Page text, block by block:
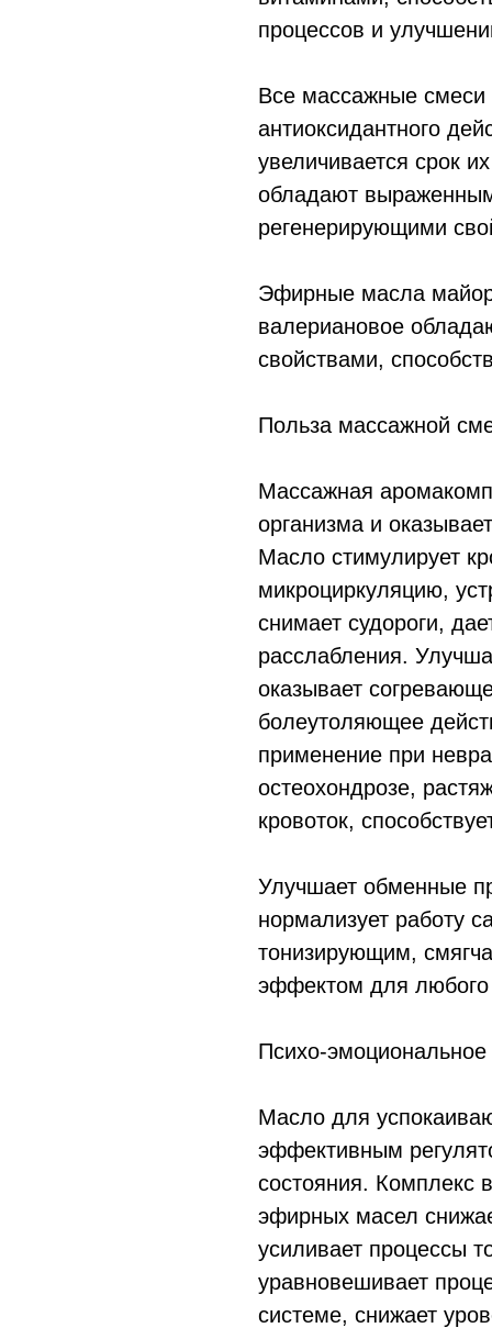
процессов и
Все массажные смеси
антиоксидантного
увеличивается срок
обладают
регенерирующими
Эфирные масла
валериановое
свойствами,
Польза массажной
Массажная
организма и
Масло стимулирует
микроциркуляцию,
снимает судороги,
расслабления.
оказывает
болеутоляющее
применение при
остеохондрозе,
кровоток,
Улучшает обменные
нормализует работу
тонизирующим,
эффектом для любого
Психо-эмоциональное
Масло для
эффективным
состояния. Комплекс
эфирных масел
усиливает процессы
уравновешивает
системе, снижает